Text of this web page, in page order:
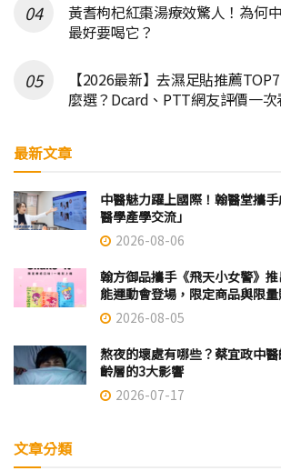
黃耆枸杞紅棗湯療效驚人！為何
最好要喝它？
【2026最新】去濕足貼推薦
麼選？Dcard、PTT網友評價一次
最新文章
中醫魅力躍上國際！翰醫堂攜
醫學產學交流」
2026-08-06
翰方御品攜手《飛天小女警》
能運動會登場，限定商品與限
2026-08-05
熬夜的壞處有哪些？蔡宜政中
齡層的3大影響
2026-07-17
文章分類